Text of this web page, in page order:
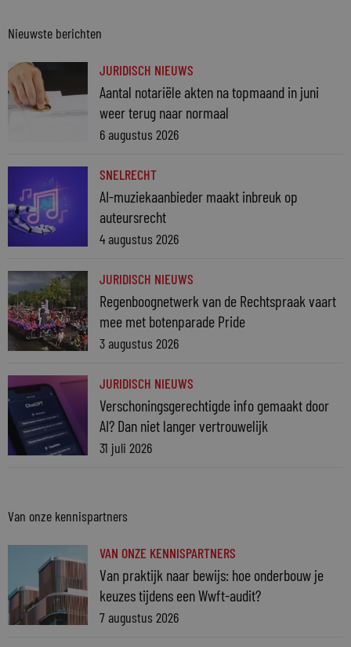
Nieuwste berichten
JURIDISCH NIEUWS
Aantal notariële akten na topmaand in juni
weer terug naar normaal
6 augustus 2026
SNELRECHT
AI-muziekaanbieder maakt inbreuk op
auteursrecht
4 augustus 2026
JURIDISCH NIEUWS
Regenboognetwerk van de Rechtspraak vaart
mee met botenparade Pride
3 augustus 2026
JURIDISCH NIEUWS
Verschoningsgerechtigde info gemaakt door
AI? Dan niet langer vertrouwelijk
31 juli 2026
Van onze kennispartners
VAN ONZE KENNISPARTNERS
Van praktijk naar bewijs: hoe onderbouw je
keuzes tijdens een Wwft-audit?
7 augustus 2026